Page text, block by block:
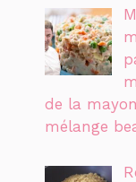
de la
mélange